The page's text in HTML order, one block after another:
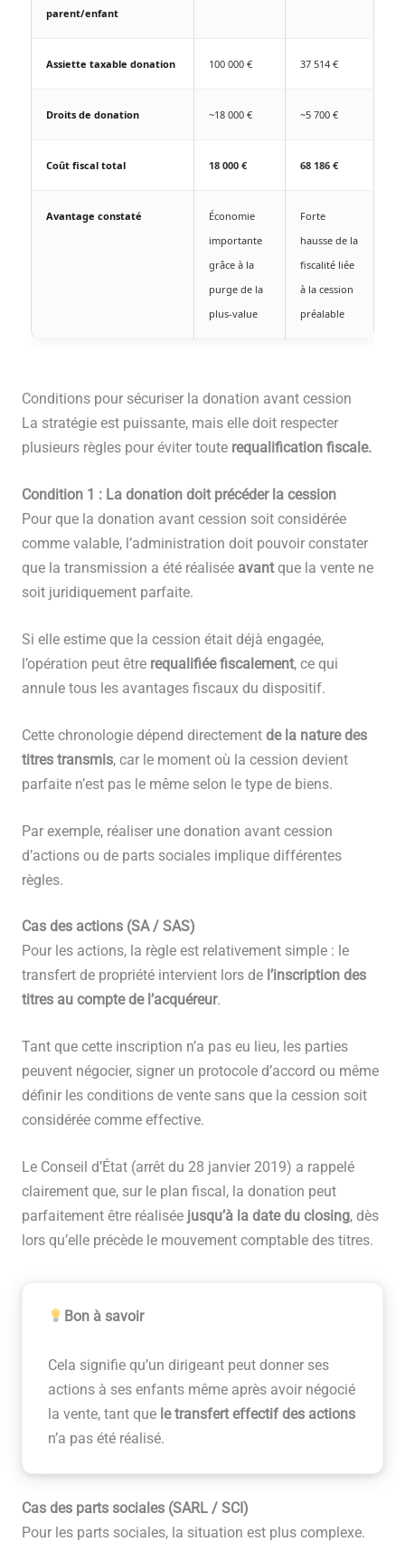
parent/enfant
Assiette taxable donation 100 000 € 37 514 €
Droits de donation ~18 000 € ~5 700 €
Coût fiscal total 18 000 € 68 186 €
Avantage constaté
Économie
importante
grâce à la
purge de la
plus-value
Forte
hausse de la
fiscalité liée
à la cession
préalable
Conditions pour sécuriser la donation avant cession
La stratégie est puissante, mais elle doit respecter
plusieurs règles pour éviter toute requalification fiscale.
Condition 1 : La donation doit précéder la cession
Pour que la donation avant cession soit considérée
comme valable, l’administration doit pouvoir constater
que la transmission a été réalisée avantque la vente ne
soit juridiquement parfaite.
Si elle estime que la cession était déjà engagée,
l’opération peut être requalifiée fiscalement, ce qui
annule tous les avantages fiscaux du dispositif.
Cette chronologie dépend directement de la nature des
titres transmis, car le moment où la cession devient
parfaite n’est pas le même selon le type de biens.
Par exemple, réaliser une donation avant cession
d’actions ou de parts sociales implique différentes
règles.
Cas des actions (SA / SAS)
Pour les actions, la règle est relativement simple : le
transfert de propriété intervient lors del’inscription des
titres au compte de l’acquéreur.
Tant que cette inscription n’a pas eu lieu, les parties
peuvent négocier, signer un protocole d’accord ou même
définir les conditions de vente sans que la cession soit
considérée comme effective.
Le Conseil d’État (arrêt du 28 janvier 2019) a rappelé
clairement que, sur le plan fiscal, la donation peut
parfaitement être réalisée jusqu’à la date du closing, dès
lors qu’elle précède le mouvement comptable des titres.
Bon à savoir
Cela signifie qu’un dirigeant peut donner ses
actions à ses enfants même après avoir négocié
la vente, tant quele transfert effectif des actions
n’a pas été réalisé.
Cas des parts sociales (SARL / SCI)
Pour les parts sociales, la situation est plus complexe.